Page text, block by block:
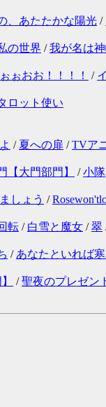
、あたたかな陽光 /
の世界 /我が名は
ぉおお！！！！ /
ロット使い
/ 夏への扉 /TVア
【大門部門】 /小隊
しょう /
転 / 白雪と魔女 /翠
/ あなたといれば
/聖夜のプレゼン